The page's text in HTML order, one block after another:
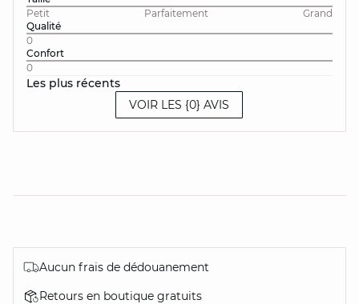
Petit
Parfaitement
Grand
Qualité
0
Confort
0
Les plus récents
VOIR LES {0} AVIS
Aucun frais de dédouanement
Retours en boutique gratuits